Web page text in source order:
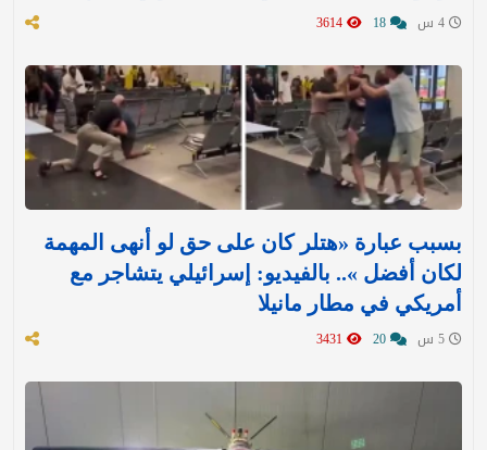
بسبب عبارة «هتلر كان على حق لو أنهى المهمة
لكان أفضل ».. بالفيديو: إسرائيلي يتشاجر مع
أمريكي في مطار مانيلا